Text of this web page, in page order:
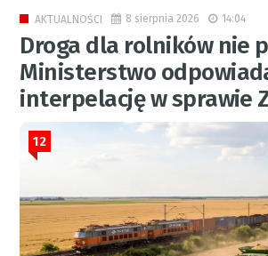
AKTUALNOŚCI 8 sierpnia 2026 14:04
Droga dla rolników nie
Ministerstwo
interpelację w sprawie
12